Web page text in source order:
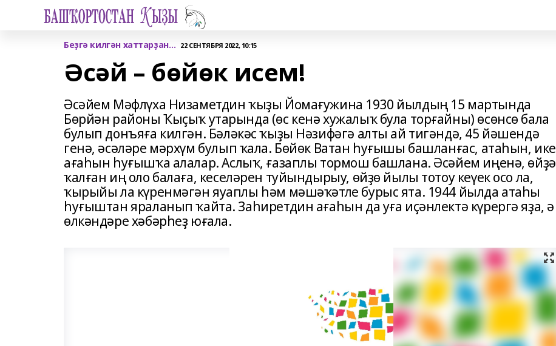
Беҙгә килгән хаттарҙан… 22 СЕНТЯБРЯ 2022, 10:15
Әсәй – бөйөк исем!
Әсәйем Мәфлүха Низаметдин ҡыҙы Йомағужина 1930 йылдың 15 мартында
Бөрйән районы Ҡыҫыҡ утарында (өс кенә хужалыҡ була торғайны) өсөнсө бала
булып донъяға килгән. Бәләкәс ҡыҙы Нәзифәгә алты ай тигәндә, 45 йәшендә
генә, әсәләре мәрхүм булып ҡала. Бөйөк Ватан һуғышы башланғас, атаһын, ике
ағаһын һуғышҡа алалар. Аслыҡ, ғазаплы тормош башлана. Әсәйем иңенә, өйҙә
ҡалған иң оло балаға, кеселәрен туйындырыу, өйҙө йылы тотоу кеүек осо ла,
ҡырыйы ла күренмәгән яуаплы һәм мәшәҡәтле бурыс ята. 1944 йылда атаһы
һуғыштан яраланып ҡайта. Заһиретдин ағаһын да уға иҫәнлектә күрергә яҙа, ә
өлкәндәре хәбәрһеҙ юғала.